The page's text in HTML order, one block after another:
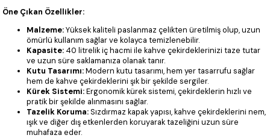
Öne Çıkan Özellikler:
Malzeme:Yüksek kaliteli paslanmaz çelikten üretilmiş olup, uzun
ömürlü kullanım sağlar ve kolayca temizlenebilir.
Kapasite: 40 litrelik iç hacmi ile kahve çekirdeklerinizi taze tutar
ve uzun süre saklamanıza olanak tanır.
Kutu Tasarımı:Modern kutu tasarımı, hem yer tasarrufu sağlar
hem de kahve çekirdeklerini şık bir şekilde sergiler.
Kürek Sistemi:Ergonomik kürek sistemi, çekirdeklerin hızlı ve
pratik bir şekilde alınmasını sağlar.
Tazelik Koruma:Sızdırmaz kapak yapısı, kahve çekirdeklerini nem,
ışık ve diğer dış etkenlerden koruyarak tazeliğini uzun süre
muhafaza eder.